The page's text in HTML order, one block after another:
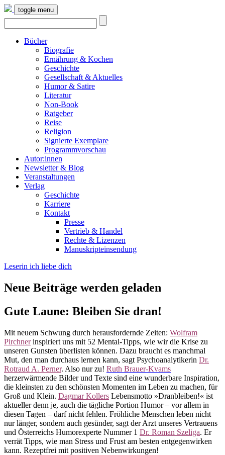
toggle menu
Bücher
Biografie
Ernährung & Kochen
Geschichte
Gesellschaft & Aktuelles
Humor & Satire
Literatur
Non-Book
Ratgeber
Reise
Religion
Signierte Exemplare
Programmvorschau
Autor:innen
Newsletter & Blog
Veranstaltungen
Verlag
Geschichte
Karriere
Kontakt
Presse
Vertrieb & Handel
Rechte & Lizenzen
Manuskripteinsendung
Leserin ich liebe dich
Neue Beiträge werden geladen
Gute Laune: Bleiben Sie dran!
Mit neuem Schwung durch herausfordernde Zeiten: Wolfram
Pirchnerinspiriert uns mit 52 Mental-Tipps, wie wir die Krise zu
unseren Gunsten überlisten können. Dazu braucht es manchmal
Mut, den man durchaus lernen kann, sagt Psychoanalytikerin Dr.
Rotraud A. Perner. Also nur zu! Ruth Brauer-Kvams
herzerwärmende Bilder und Texte sind eine wunderbare Inspiration,
die kleinsten zu den schönsten Momenten im Leben zu machen, für
Groß und Klein. Dagmar Kollers Lebensmotto »Dranbleiben!« ist
aktueller denn je, auch die tägliche Portion Humor – vor allem in
diesen Tagen – darf nicht fehlen. Fröhliche Menschen leben nicht
nur länger, sondern auch gesünder, sagt der Arzt unseres Vertrauens
und Österreichs Humorexperte Nummer 1 Dr. Roman Szeliga. Er
verrät Tipps, wie man Stress und Frust am besten entgegenwirken
kann. Rezeptfrei mit positiven Nebenwirkungen!